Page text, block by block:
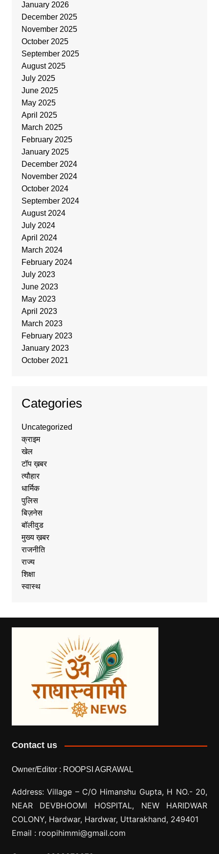
January 2026
December 2025
November 2025
October 2025
September 2025
August 2025
July 2025
June 2025
May 2025
April 2025
March 2025
February 2025
January 2025
December 2024
November 2024
October 2024
September 2024
August 2024
July 2024
April 2024
March 2024
February 2024
July 2023
June 2023
May 2023
April 2023
March 2023
February 2023
January 2023
October 2021
Categories
Uncategorized
क्राइम
खेल
टॉप ख़बर
त्यौहार
धार्मिक
पुलिस
बिज़नेस
बॉलीवुड
मुख्य ख़बर
राजनीति
राज्य
शिक्षा
स्वास्थ
Contact us
Owner/Editor : ROOPSI AGRAWAL
Address: Village – C/O Himanshu Gupta, H NO.- 20,
NEAR DEVBHOOMI HOSPITAL, NEW HARIDWAR
COLONY, Hardwar, Hardwar, Uttarakhand, 249401
Email : roopihimmi@gmail.com